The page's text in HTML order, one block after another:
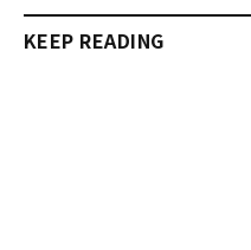
KEEP READING